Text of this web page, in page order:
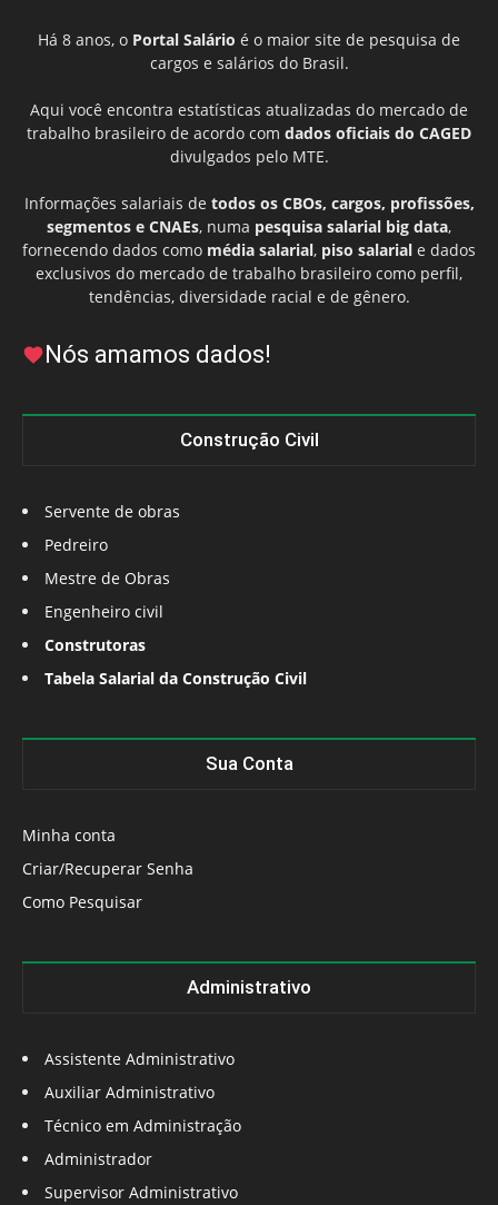
Há 8 anos, o Portal Salário é o maior site de pesquisa de
cargos e salários do Brasil.
Aqui você encontra estatísticas atualizadas do mercado de
trabalho brasileiro de acordo com dados oficiais do CAGED
divulgados pelo MTE.
Informações salariais de todos os CBOs, cargos, profissões,
segmentos e CNAEs, numa pesquisa salarial big data,
fornecendo dados como média salarial, piso salarial e dados
exclusivos do mercado de trabalho brasileiro como perfil,
tendências, diversidade racial e de gênero.
Nós amamos dados!
Construção Civil
Servente de obras
Pedreiro
Mestre de Obras
Engenheiro civil
Construtoras
Tabela Salarial da Construção Civil
Sua Conta
Minha conta
Criar/Recuperar Senha
Como Pesquisar
Administrativo
Assistente Administrativo
Auxiliar Administrativo
Técnico em Administração
Administrador
Supervisor Administrativo